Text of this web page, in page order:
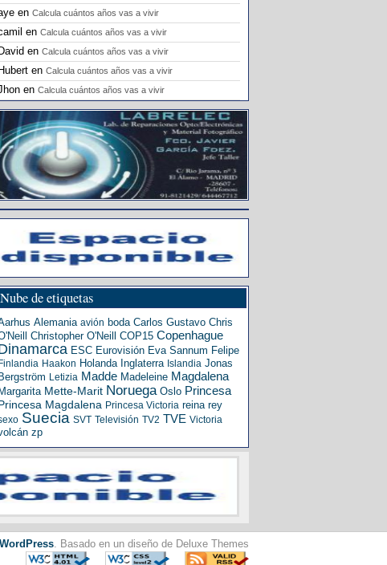
en Calcula cuántos años vas a vivir
en Calcula cuántos años vas a vivir
David en Calcula cuántos años vas a vivir
Hubert en Calcula cuántos años vas a vivir
en Calcula cuántos años vas a vivir
Nube de etiquetas
Alemania avión boda Carlos Gustavo Chris
Christopher O'Neill COP15 Copenhague
ESC Eurovisión Eva Sannum Felipe
Finlandia Haakon Holanda Inglaterra Islandia Jonas
Bergström Letizia Madde Madeleine Magdalena
Margarita Mette-Marit Noruega Oslo Princesa
Magdalena Princesa Victoria reina rey
Suecia SVT Televisión TV2 TVE Victoria
zp
WordPress. Basado en un diseño de Deluxe Themes